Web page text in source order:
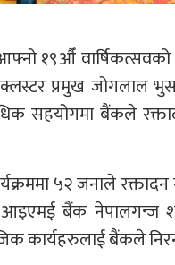
१९औँ वार्षिकत्सवको
प्रमुख जोगलाल
सहयोगमा बैंकले
५२ जनाले रक्तादन
बैंक नेपालगन्ज
कार्यहरुलाई बैंकले